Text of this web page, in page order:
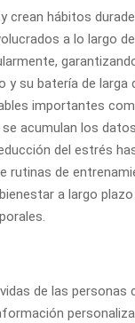
hábitos
a lo largo
su batería de larga
importantes
acumulan los
del estrés
rutinas de
a largo
de las personas